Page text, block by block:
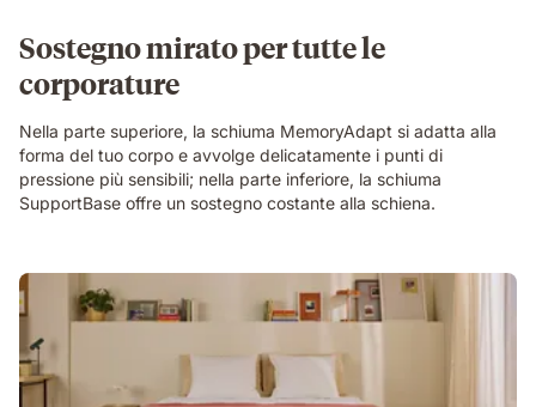
Sostegno mirato per tutte le
corporature
Nella parte superiore, la schiuma MemoryAdapt si adatta alla
forma del tuo corpo e avvolge delicatamente i punti di
pressione più sensibili; nella parte inferiore, la schiuma
SupportBase offre un sostegno costante alla schiena.